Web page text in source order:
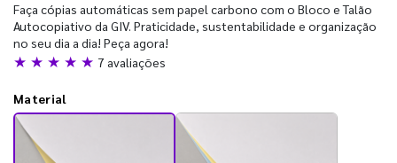
Faça cópias automáticas sem papel carbono com o Bloco e Talão
Autocopiativo da GIV. Praticidade, sustentabilidade e organização
no seu dia a dia! Peça agora!
★ ★ ★ ★ ★ 7 avaliações
Material